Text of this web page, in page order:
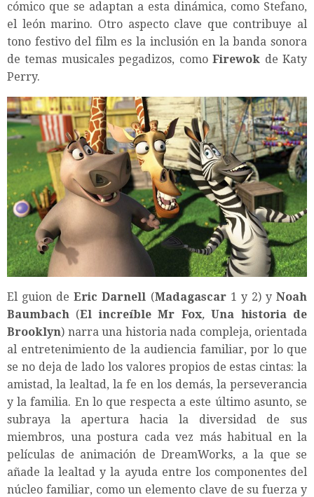
cómico que se adaptan a esta dinámica, como Stefano,
el león marino. Otro aspecto clave que contribuye al
tono festivo del film es la inclusión en la banda sonora
de temas musicales pegadizos, comoFirewok de Katy
Perry.
El guion de Eric Darnell (Madagascar1 y 2) yNoah
Baumbach (El increíble Mr Fox,Una historia de
Brooklyn) narra una historia nada compleja, orientada
al entretenimiento de la audiencia familiar, por lo que
se no deja de lado los valores propios de estas cintas: la
amistad, la lealtad, la fe en los demás, la perseverancia
y la familia. En lo que respecta a este último asunto, se
subraya la apertura hacia la diversidad de sus
miembros, una postura cada vez más habitual en la
películas de animación de DreamWorks, a la que se
añade la lealtad y la ayuda entre los componentes del
núcleo familiar, como un elemento clave de su fuerza y